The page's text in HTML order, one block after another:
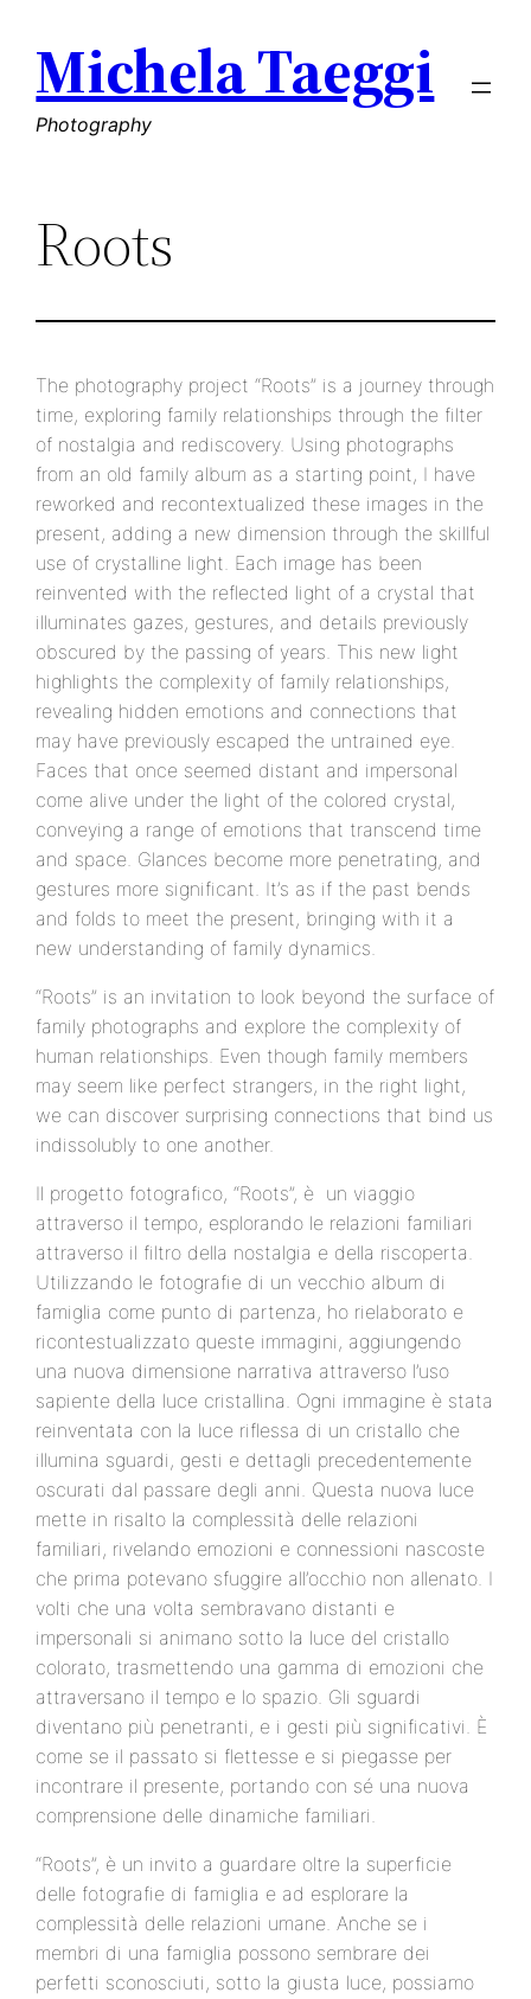
contenuto
Michela Taeggi
Photography
Roots
The photography project “Roots” is a journey through
time, exploring family relationships through the filter
of nostalgia and rediscovery. Using photographs
from an old family album as a starting point, I have
reworked and recontextualized these images in the
present, adding a new dimension through the skillful
use of crystalline light. Each image has been
reinvented with the reflected light of a crystal that
illuminates gazes, gestures, and details previously
obscured by the passing of years. This new light
highlights the complexity of family relationships,
revealing hidden emotions and connections that
may have previously escaped the untrained eye.
Faces that once seemed distant and impersonal
come alive under the light of the colored crystal,
conveying a range of emotions that transcend time
and space. Glances become more penetrating, and
gestures more significant. It’s as if the past bends
and folds to meet the present, bringing with it a
new understanding of family dynamics.
“Roots” is an invitation to look beyond the surface of
family photographs and explore the complexity of
human relationships. Even though family members
may seem like perfect strangers, in the right light,
we can discover surprising connections that bind us
indissolubly to one another.
Il progetto fotografico, “Roots”, è un viaggio
attraverso il tempo, esplorando le relazioni familiari
attraverso il filtro della nostalgia e della riscoperta.
Utilizzando le fotografie di un vecchio album di
famiglia come punto di partenza, ho rielaborato e
ricontestualizzato queste immagini, aggiungendo
una nuova dimensione narrativa attraverso l’uso
sapiente della luce cristallina. Ogni immagine è stata
reinventata con la luce riflessa di un cristallo che
illumina sguardi, gesti e dettagli precedentemente
oscurati dal passare degli anni. Questa nuova luce
mette in risalto la complessità delle relazioni
familiari, rivelando emozioni e connessioni nascoste
che prima potevano sfuggire all’occhio non allenato. I
volti che una volta sembravano distanti e
impersonali si animano sotto la luce del cristallo
colorato, trasmettendo una gamma di emozioni che
attraversano il tempo e lo spazio. Gli sguardi
diventano più penetranti, e i gesti più significativi. È
come se il passato si flettesse e si piegasse per
incontrare il presente, portando con sé una nuova
comprensione delle dinamiche familiari.
“Roots”, è un invito a guardare oltre la superficie
delle fotografie di famiglia e ad esplorare la
complessità delle relazioni umane. Anche se i
membri di una famiglia possono sembrare dei
perfetti sconosciuti, sotto la giusta luce, possiamo